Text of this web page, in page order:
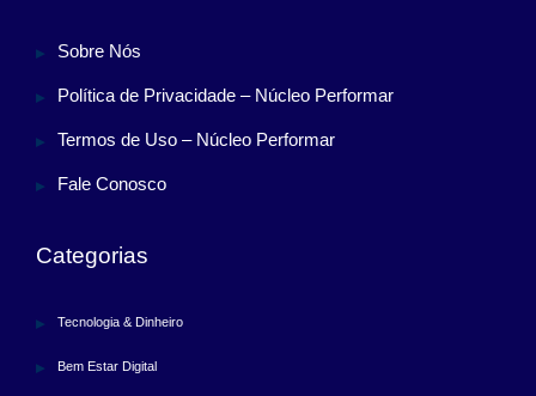
Sobre Nós
Política de Privacidade – Núcleo Performar
Termos de Uso – Núcleo Performar
Fale Conosco
Categorias
Tecnologia & Dinheiro
Bem Estar Digital